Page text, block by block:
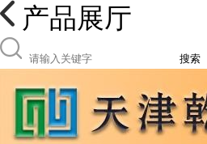
产品展厅
搜索